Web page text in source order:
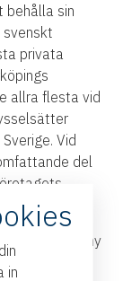
behålla sin
privata
allra flesta vid
Vid
del
i ny
för att
in